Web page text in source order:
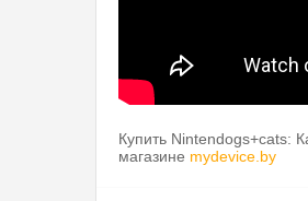
Купить Nintendogs+cats:
магазине mydevice.by